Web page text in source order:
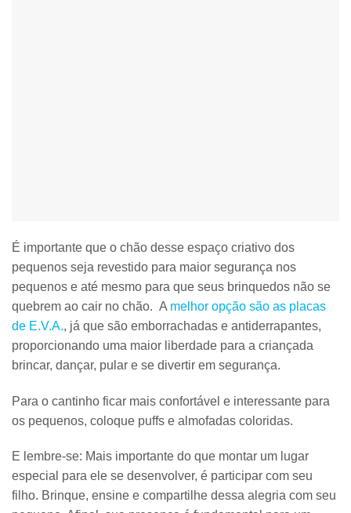
É importante que o chão desse espaço criativo dos
pequenos seja revestido para maior segurança nos
pequenos e até mesmo para que seus brinquedos não se
quebrem ao cair no chão. A melhor opção são as placas
de E.V.A., já que são emborrachadas e antiderrapantes,
proporcionando uma maior liberdade para a criançada
brincar, dançar, pular e se divertir em segurança.
Para o cantinho ficar mais confortável e interessante para
os pequenos, coloque puffs e almofadas coloridas.
E lembre-se: Mais importante do que montar um lugar
especial para ele se desenvolver, é participar com seu
filho. Brinque, ensine e compartilhe dessa alegria com seu